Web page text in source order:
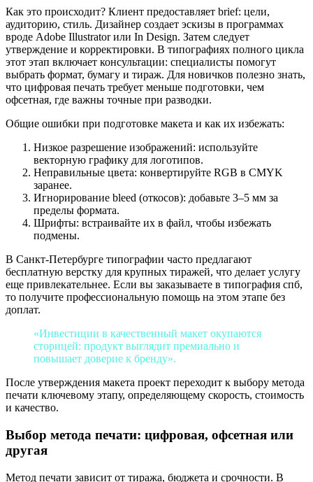
Как это происходит? Клиент предоставляет brief: цели,
аудиторию, стиль. Дизайнер создает эскизы в программах
вроде Adobe Illustrator или In Design. Затем следует
утверждение и корректировки. В типографиях полного цикла
этот этап включает консультации: специалисты помогут
выбрать формат, бумагу и тираж. Для новичков полезно знать,
что цифровая печать требует меньше подготовки, чем
офсетная, где важны точные при разводки.
Общие ошибки при подготовке макета и как их избежать:
Низкое разрешение изображений: используйте
векторную графику для логотипов.
Неправильные цвета: конвертируйте RGB в CMYK
заранее.
Игнорирование bleed (откосов): добавьте 3–5 мм за
пределы формата.
Шрифты: встраивайте их в файл, чтобы избежать
подмены.
В Санкт-Петербурге типографии часто предлагают
бесплатную верстку для крупных тиражей, что делает услугу
еще привлекательнее. Если вы заказываете в типография спб,
то получите профессиональную помощь на этом этапе без
доплат.
«Инвестиции в качественный макет окупаются
сторицей: продукт выглядит премиально и
повышает доверие к бренду».
После утверждения макета проект переходит к выбору метода
печати ключевому этапу, определяющему скорость, стоимость
и качество.
Выбор метода печати: цифровая, офсетная или
другая
Метод печати зависит от тиража, бюджета и срочности. В